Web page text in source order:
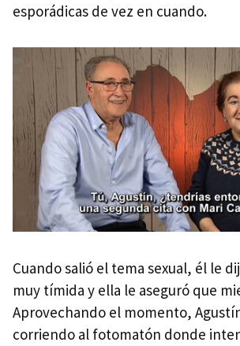
esporádicas de vez en cuando.
Cuando salió el tema sexual, él le
muy tímida y ella le aseguró que
Aprovechando el momento,
corriendo al fotomatón donde